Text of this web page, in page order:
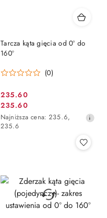
Tarcza kąta gięcia od 0º do
160º
(0)
Cena
promocyjna:
235.60
Cena
promocyjna:
235.60
Najniższa
cena
Najniższa cena: 235.6,
235.6